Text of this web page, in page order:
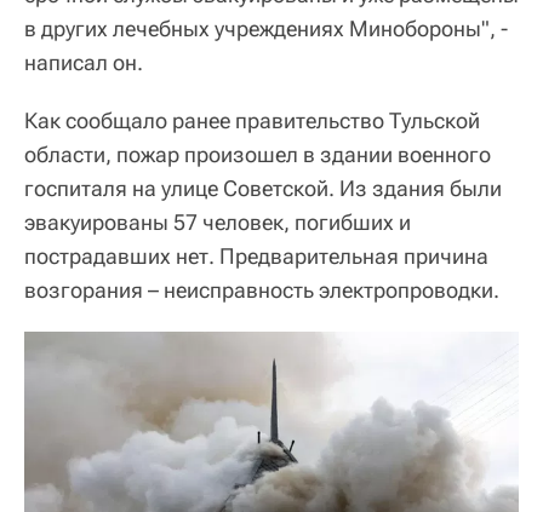
в других лечебных учреждениях Минобороны", -
написал он.
Как сообщало ранее правительство Тульской
области, пожар произошел в здании военного
госпиталя на улице Советской. Из здания были
эвакуированы 57 человек, погибших и
пострадавших нет. Предварительная причина
возгорания – неисправность электропроводки.